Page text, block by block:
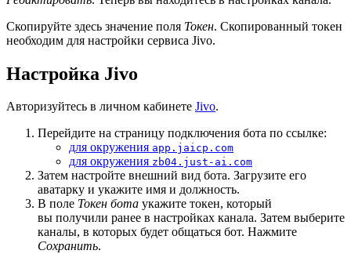
Скопируйте здесь значение поля Токен. Скопированный токен
необходим для настройки сервиса Jivo.
Настройка Jivo
Авторизуйтесь в личном кабинете Jivo.
Перейдите на страницу подключения бота по ссылке:
для окружения app.jaicp.com
для окружения zb04.just-ai.com
Затем настройте внешний вид бота. Загрузите его
аватарку и укажите имя и должность.
В поле Токен бота укажите токен, который
вы получили ранее в настройках канала. Затем выберите
каналы, в которых будет общаться бот. Нажмите
Сохранить.